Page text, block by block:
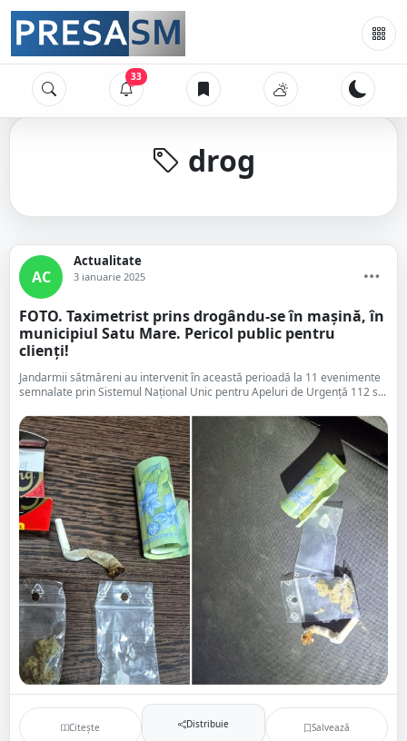
33
drog
AC
Actualitate
3 ianuarie 2025
FOTO. Taximetrist prins drogându-se în mașină, în
municipiul Satu Mare. Pericol public pentru
clienți!
Jandarmii sătmăreni au intervenit în această perioadă la 11 evenimente
semnalate prin Sistemul Naţional Unic pentru Apeluri de Urgenţă 112 s...
Citește Distribuie Salvează